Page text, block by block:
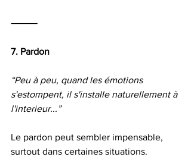
⸻
7. Pardon
“Peu à peu, quand les émotions
s'estompent, il s'installe naturellement à
l'interieur...”
Le pardon peut sembler impensable,
surtout dans certaines situations.